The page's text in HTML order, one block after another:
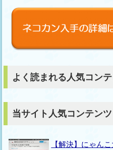
よく読まれる人気コン
当サイト人気コンテンツ
【解決】にゃん